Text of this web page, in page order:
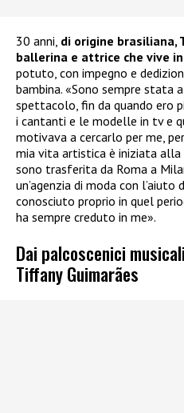
30 anni, di origine brasiliana,
ballerina e attrice che vive
potuto, con impegno e
bambina. «Sono sempre
spettacolo, fin da quando ero
i cantanti e le modelle in tv e
motivava a cercarlo per me,
mia vita artistica è iniziata alla
sono trasferita da Roma a
un’agenzia di moda con
conosciuto proprio in quel
ha sempre creduto in me».
Dai palcoscenici
Tiffany Guimarães